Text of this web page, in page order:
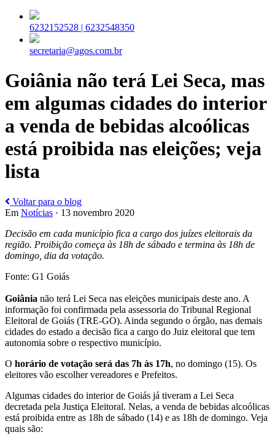
6232152528 | 6232548350
secretaria@agos.com.br
Goiânia não terá Lei Seca, mas
em algumas cidades do interior
a venda de bebidas alcoólicas
está proibida nas eleições; veja
lista
Voltar para o blog
Em Notícias · 13 novembro 2020
Decisão em cada município fica a cargo dos juízes eleitorais da
região. Proibição começa às 18h de sábado e termina às 18h de
domingo, dia da votação.
Fonte: G1 Goiás
Goiânia não terá Lei Seca nas eleições municipais deste ano. A
informação foi confirmada pela assessoria do Tribunal Regional
Eleitoral de Goiás (TRE-GO). Ainda segundo o órgão, nas demais
cidades do estado a decisão fica a cargo do Juiz eleitoral que tem
autonomia sobre o respectivo município.
O horário de votação será das 7h às 17h, no domingo (15). Os
eleitores vão escolher vereadores e Prefeitos.
Algumas cidades do interior de Goiás já tiveram a Lei Seca
decretada pela Justiça Eleitoral. Nelas, a venda de bebidas alcoólicas
está proibida entre as 18h de sábado (14) e as 18h de domingo. Veja
quais são: